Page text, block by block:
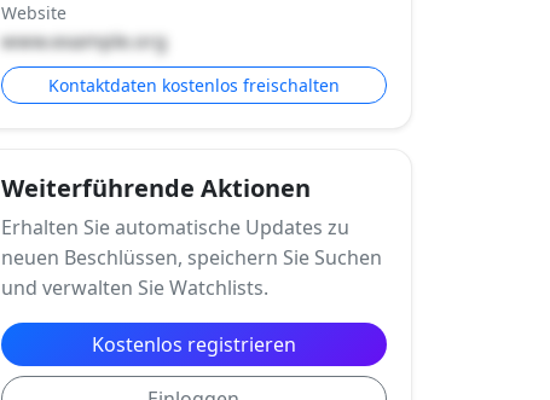
Website
www.example.org
Kontaktdaten kostenlos freischalten
Weiterführende Aktionen
Erhalten Sie automatische Updates zu
neuen Beschlüssen, speichern Sie Suchen
und verwalten Sie Watchlists.
Kostenlos registrieren